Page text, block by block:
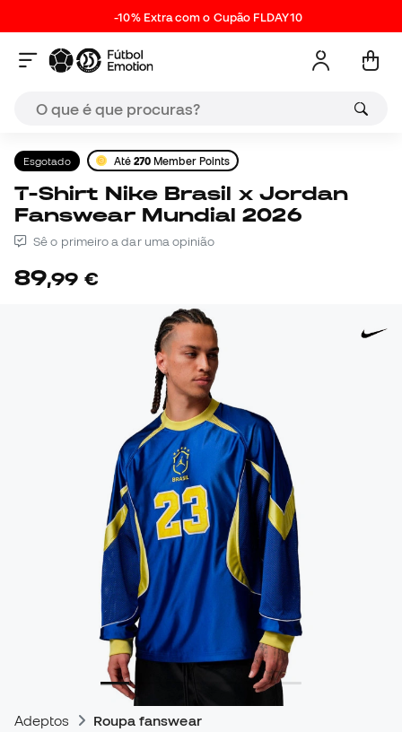
-10% Extra com o Cupão FLDAY10
Esgotado Até 270 Member Points
T-Shirt Nike Brasil x Jordan
Fanswear Mundial 2026
Sê o primeiro a dar uma opinião
89,99 €
Adeptos Roupa fanswear